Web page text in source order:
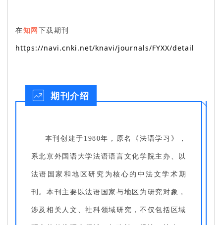
在知网下载期刊
https://navi.cnki.net/knavi/journals/FYXX/detail
期刊介绍
本刊创建于1980年，原名《法语学习》，
系北京外国语大学法语语言文化学院主办、以
法语国家和地区研究为核心的中法文学术期
刊。本刊主要以法语国家与地区为研究对象，
涉及相关人文、社科领域研究，不仅包括区域